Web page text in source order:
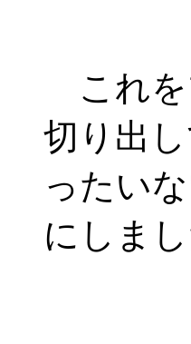
これを
切り出
ったい
にしまし